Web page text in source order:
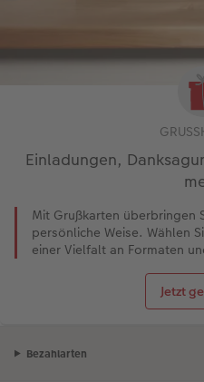
Einladungen,
Mit Grußkarten überbringen
persönliche Weise. Wählen
einer Vielfalt an Formaten
Jetzt
Bezahlarten